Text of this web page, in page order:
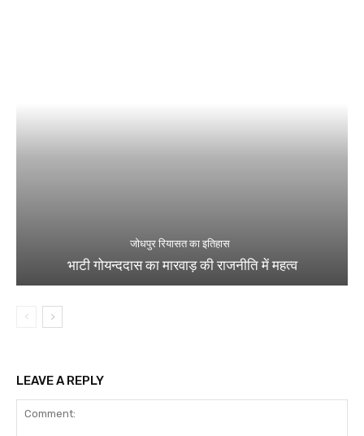
जोधपुर रियासत का इतिहास
भाटी गोयन्ददास का मारवाड़ की राजनीति में महत्व
LEAVE A REPLY